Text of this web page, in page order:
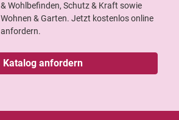
& Wohlbefinden, Schutz & Kraft sowie
Wohnen & Garten. Jetzt kostenlos online
anfordern.
Katalog anfordern